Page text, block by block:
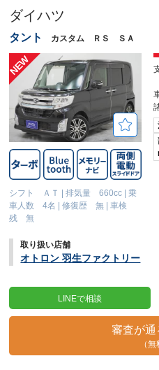
ダイハツ
タント カスタム ＲＳ ＳＡ
シフト ＡＴ |排気量 660cc |乗
車人数 4名
|修復歴 無 |車検
残 無
取り扱い店舗
オトロン 羽生ファクトリー
LINEで相談
審査が通
（無